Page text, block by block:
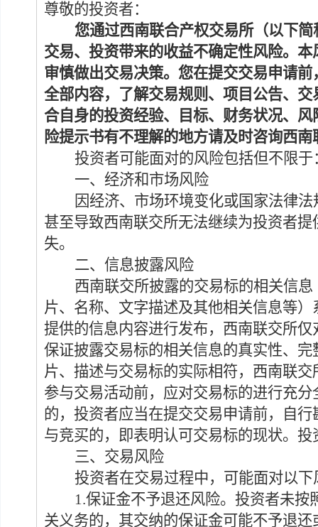
尊敬的投资者：
您通过西南联合产权交易所（以下简
交易、投资带来的收益不确定性风险。
审慎做出交易决策。您在提交交易申请
全部内容，了解交易规则、 项目 公告、交
合自身的投资经验、目标、财务状况、
险提示书有不理解的地方请及时咨询西
投资者可能面对的风险包括但不限于
一、 经济和市场风险
因经济、市场环境变化或国家法律法
甚至导致西南联交所无法继续为投资者
失。
二、 信息披露风险
西南联交所披露的交易标的相关信
片、名称、文字描述及其他相关信息等
提供的信息内容进行发布，西南联交所
保证披露交易标的相关信息的真实性、
片、描述与交易标的实际相符，西南联
参与交易活动前，应对交易标的进行充
的，投资者应当在提交交易申请前，自
与竞买的，即表明认可交易标的现状。投
三、交易风险
投资者在交易过程中，可能面对以
1.保证金不予退还风险。 投资者未按
关义务的， 其交纳的保证金可能不予退还